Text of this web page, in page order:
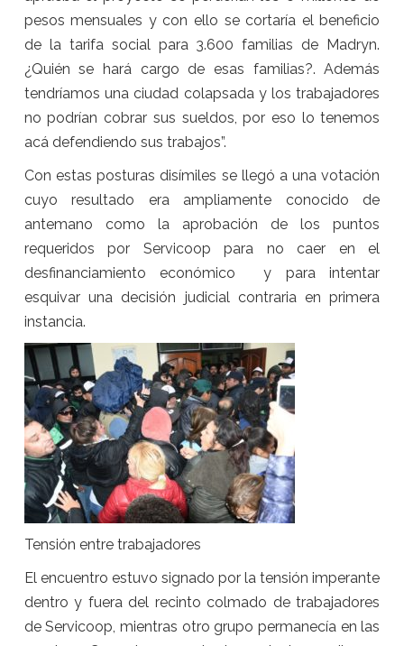
pesos mensuales y con ello se cortaría el beneficio
de la tarifa social para 3.600 familias de Madryn.
¿Quién se hará cargo de esas familias?. Además
tendríamos una ciudad colapsada y los trabajadores
no podrían cobrar sus sueldos, por eso lo tenemos
acá defendiendo sus trabajos”.
Con estas posturas disímiles se llegó a una votación
cuyo resultado era ampliamente conocido de
antemano como la aprobación de los puntos
requeridos por Servicoop para no caer en el
desfinanciamiento económico y para intentar
esquivar una decisión judicial contraria en primera
instancia.
Tensión entre trabajadores
El encuentro estuvo signado por la tensión imperante
dentro y fuera del recinto colmado de trabajadores
de Servicoop, mientras otro grupo permanecía en las